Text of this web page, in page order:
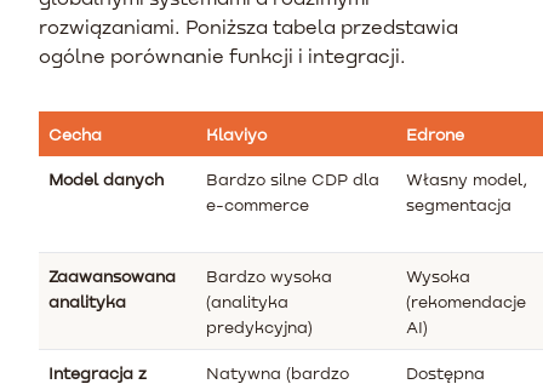
rozwiązaniami. Poniższa tabela przedstawia
ogólne porównanie funkcji i integracji.
Cecha Klaviyo Edrone
Model danych
Bardzo silne CDP dla
e-commerce
Własny model,
segmentacja
Zaawansowana
analityka
Bardzo wysoka
(analityka
predykcyjna)
Wysoka
(rekomendacje
AI)
Integracja z
Natywna (bardzo
Dostępna